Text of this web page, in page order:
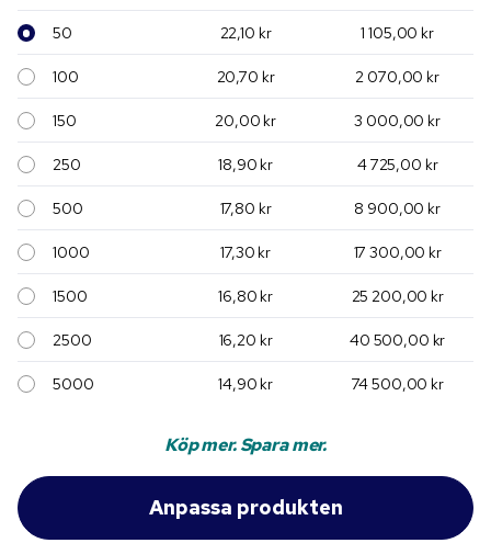
50 22,10 kr 1 105,00 kr
100 20,70 kr 2 070,00 kr
150 20,00 kr 3 000,00 kr
250 18,90 kr 4 725,00 kr
500 17,80 kr 8 900,00 kr
1000 17,30 kr 17 300,00 kr
1500 16,80 kr 25 200,00 kr
2500 16,20 kr 40 500,00 kr
5000 14,90 kr 74 500,00 kr
Köp mer. Spara mer.